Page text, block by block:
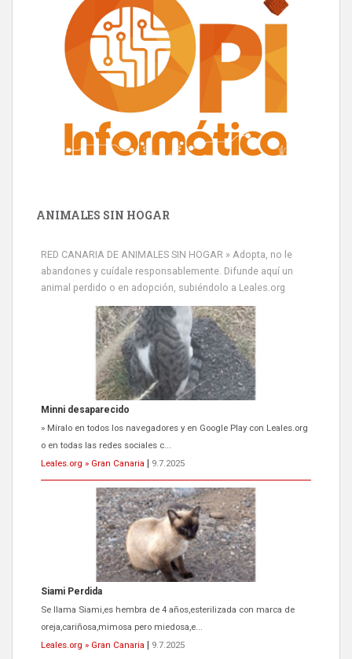
ANIMALES SIN HOGAR
RED CANARIA DE ANIMALES SIN HOGAR » Adopta, no le
abandones y cuídale responsablemente. Difunde aquí un
animal perdido o en adopción, subiéndolo a Leales.org
Minni desaparecido
» Míralo en todos los navegadores y en Google Play con Leales.org
o en todas las redes sociales c...
Leales.org » Gran Canaria
9.7.2025
Siami Perdida
Se llama Siami,es hembra de 4 años,esterilizada con marca de
oreja,cariñosa,mimosa pero miedosa,e...
Leales.org » Gran Canaria
9.7.2025